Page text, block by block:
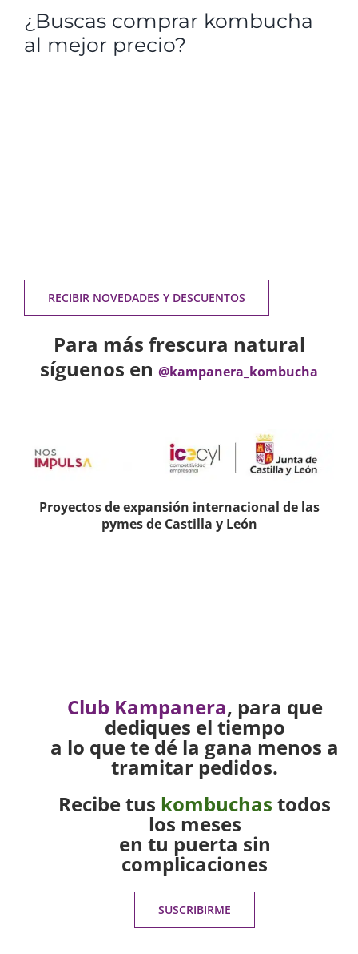
¿Buscas comprar kombucha
al mejor precio?
RECIBIR NOVEDADES Y DESCUENTOS
Para más frescura natural
síguenos en @kampanera_kombucha
Proyectos de expansión internacional de las
pymes de Castilla y León
Club Kampanera, para que
dediques el tiempo
a lo que te dé la gana menos a
tramitar pedidos.
Recibe tus kombuchastodos
los meses
en tu puerta sin
complicaciones
SUSCRIBIRME